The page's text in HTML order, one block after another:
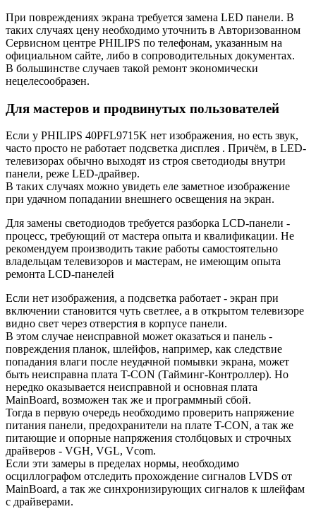
При повреждениях экрана требуется замена LED панели. В
таких случаях цену необходимо уточнить в Авторизованном
Сервисном центре PHILIPS по телефонам, указанным на
официальном сайте, либо в сопроводительных документах.
В большинстве случаев такой ремонт экономически
нецелесообразен.
Для мастеров и продвинутых пользователей
Если у PHILIPS 40PFL9715K нет изображения, но есть звук,
часто просто не работает подсветка дисплея . Причём, в LED-
телевизорах обычно выходят из строя светодиоды внутри
панели, реже LED-драйвер.
В таких случаях можно увидеть еле заметное изображение
при удачном попадании внешнего освещения на экран.
Для замены светодиодов требуется разборка LCD-панели -
процесс, требующий от мастера опыта и квалификации. Не
рекомендуем производить такие работы самостоятельно
владельцам телевизоров и мастерам, не имеющим опыта
ремонта LCD-панелей
Если нет изображения, а подсветка работает - экран при
включении становится чуть светлее, а в открытом телевизоре
видно свет через отверстия в корпусе панели.
В этом случае неисправной может оказаться и панель -
повреждения планок, шлейфов, например, как следствие
попадания влаги после неудачной помывки экрана, может
быть неисправна плата T-CON (Тайминг-Контроллер). Но
нередко оказывается неисправной и основная плата
MainBoard, возможен так же и программный сбой.
Тогда в первую очередь необходимо проверить напряжение
питания панели, предохранители на плате T-CON, а так же
питающие и опорные напряжения столбцовых и строчных
драйверов - VGH, VGL, Vcom.
Если эти замеры в пределах нормы, необходимо
осциллографом отследить прохождение сигналов LVDS от
MainBoard, а так же синхронизирующих сигналов к шлейфам
с драйверами.